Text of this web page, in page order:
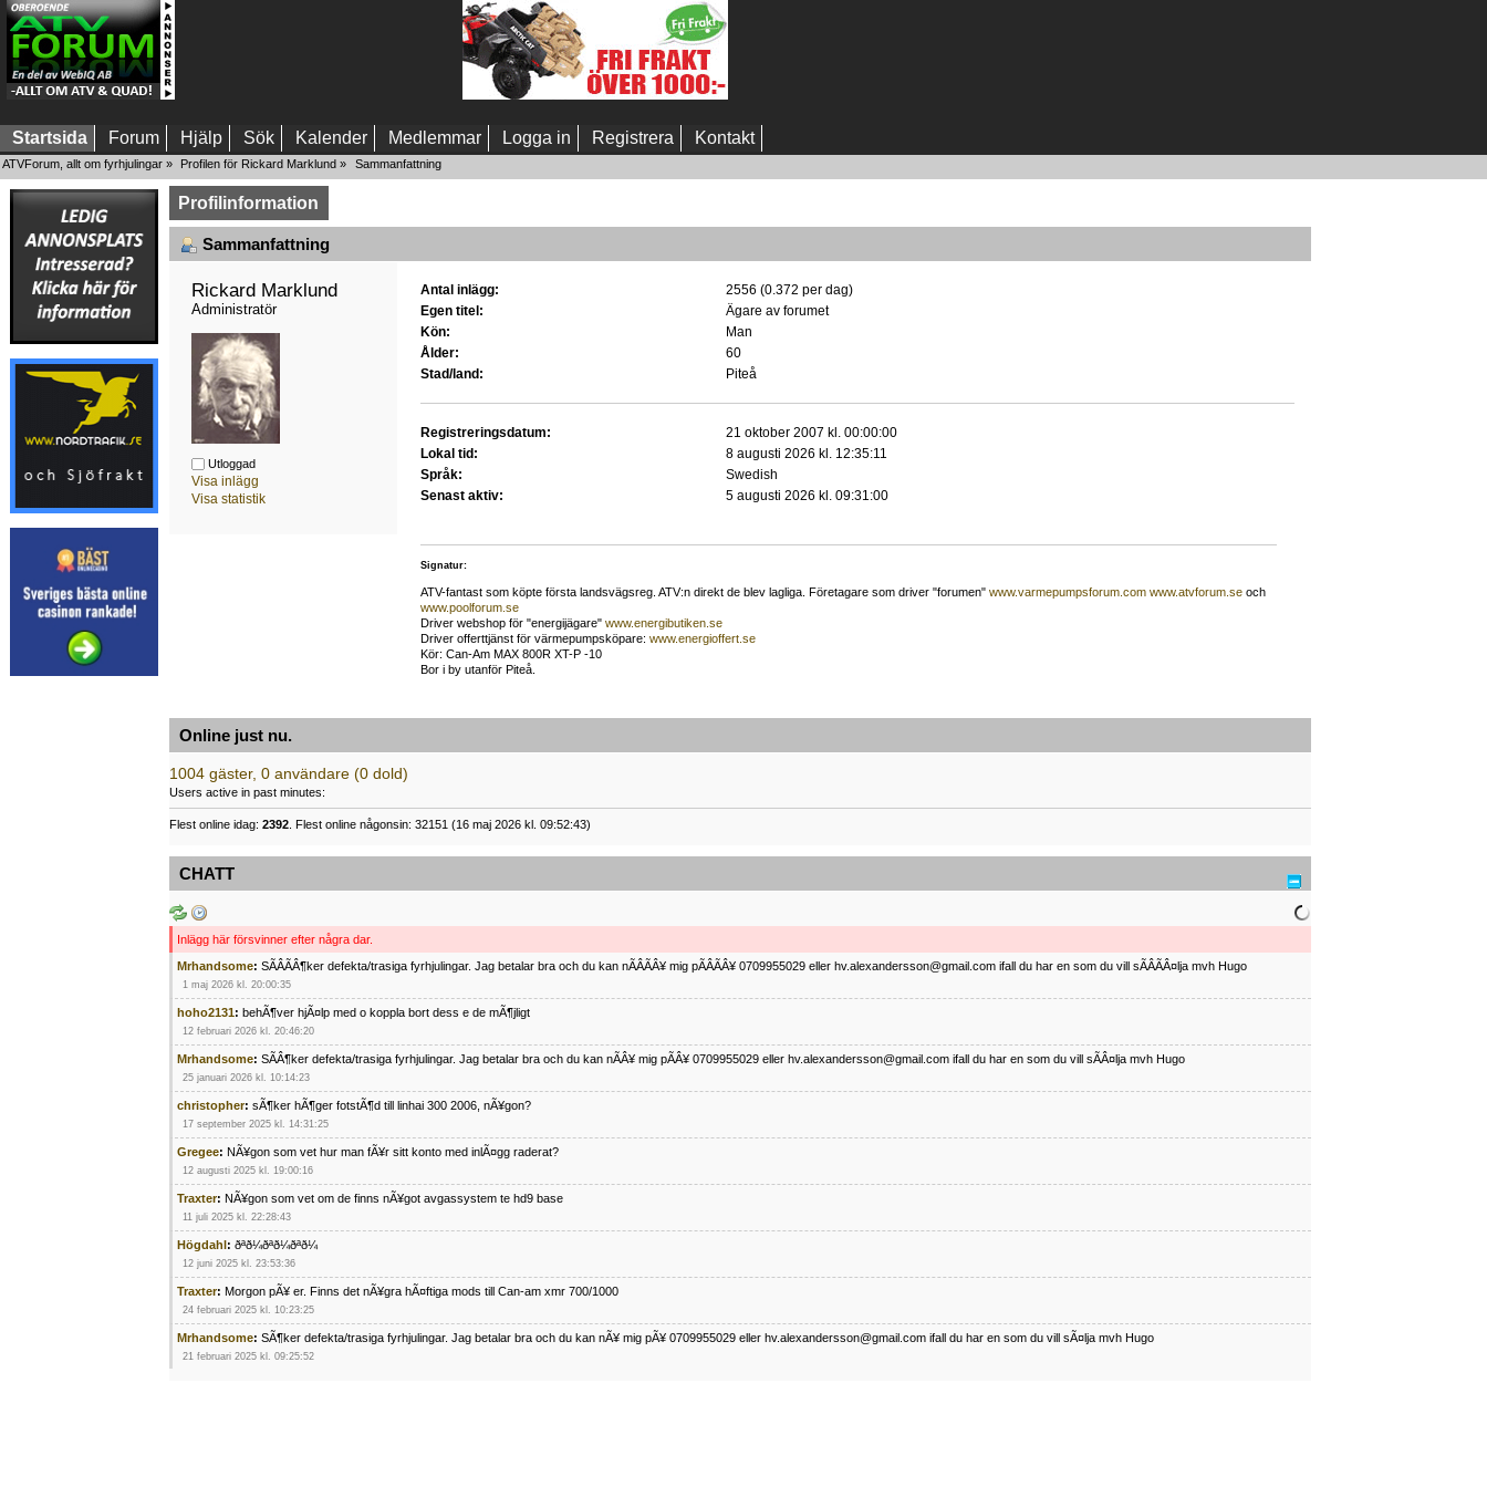
Startsida Forum Hjälp Sök Kalender Medlemmar Logga in Registrera Kontakt
ATVForum, allt om fyrhjulingar » Profilen för Rickard Marklund » Sammanfattning
Profilinformation
Sammanfattning
Rickard Marklund
Administratör
Utloggad
Visa inlägg
Visa statistik
Antal inlägg:
2556 (0.372 per dag)
Egen titel:
Ägare av forumet
Kön:
Man
Ålder:
60
Stad/land:
Piteå
Registreringsdatum:
21 oktober 2007 kl. 00:00:00
Lokal tid:
8 augusti 2026 kl. 12:35:11
Språk:
Swedish
Senast aktiv:
5 augusti 2026 kl. 09:31:00
Signatur:
ATV-fantast som köpte första landsvägsreg. ATV:n direkt de blev lagliga. Företagare som driver "forumen" www.varmepumpsforum.com www.atvforum.seoch
www.poolforum.se
Driver webshop för "energijägare" www.energibutiken.se
Driver offerttjänst för värmepumpsköpare: www.energioffert.se
Kör: Can-Am MAX 800R XT-P -10
Bor i by utanför Piteå.
Online just nu.
1004 gäster, 0 användare (0 dold)
Users active in past minutes:
Flest online idag: 2392 . Flest online någonsin: 32151 (16 maj 2026 kl. 09:52:43)
CHATT
Inlägg här försvinner efter några dar.
Mrhandsome: SÃÂÃÂ¶ker defekta/trasiga fyrhjulingar. Jag betalar bra och du kan nÃÂÃÂ¥ mig pÃÂÃÂ¥ 0709955029 eller hv.alexandersson@gmail.com ifall du har en som du vill sÃÂÃÂ¤lja mvh Hugo
1 maj 2026 kl. 20:00:35
hoho2131: behÃ¶ver hjÃ¤lp med o koppla bort dess e de mÃ¶jligt
12 februari 2026 kl. 20:46:20
Mrhandsome: SÃÂ¶ker defekta/trasiga fyrhjulingar. Jag betalar bra och du kan nÃÂ¥ mig pÃÂ¥ 0709955029 eller hv.alexandersson@gmail.com ifall du har en som du vill sÃÂ¤lja mvh Hugo
25 januari 2026 kl. 10:14:23
christopher: sÃ¶ker hÃ¶ger fotstÃ¶d till linhai 300 2006, nÃ¥gon?
17 september 2025 kl. 14:31:25
Gregee: NÃ¥gon som vet hur man fÃ¥r sitt konto med inlÃ¤gg raderat?
12 augusti 2025 kl. 19:00:16
Traxter: NÃ¥gon som vet om de finns nÃ¥got avgassystem te hd9 base
11 juli 2025 kl. 22:28:43
Högdahl: ðªð¼ðªð¼ðªð¼
12 juni 2025 kl. 23:53:36
Traxter: Morgon pÃ¥ er. Finns det nÃ¥gra hÃ¤ftiga mods till Can-am xmr 700/1000
24 februari 2025 kl. 10:23:25
Mrhandsome: SÃ¶ker defekta/trasiga fyrhjulingar. Jag betalar bra och du kan nÃ¥ mig pÃ¥ 0709955029 eller hv.alexandersson@gmail.com ifall du har en som du vill sÃ¤lja mvh Hugo
21 februari 2025 kl. 09:25:52